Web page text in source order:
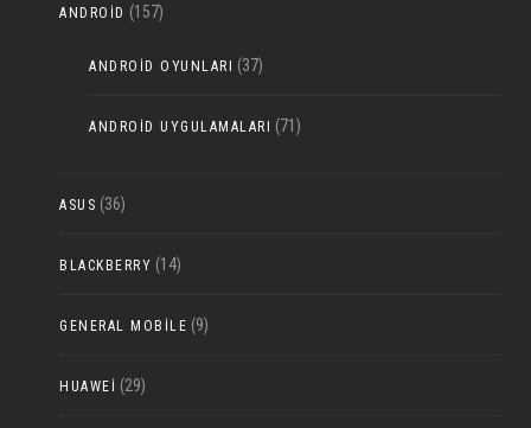
ANDROID (157)
ANDROID OYUNLARI (37)
ANDROID UYGULAMALARI (71)
ASUS (36)
BLACKBERRY (14)
GENERAL MOBILE (9)
HUAWEI (29)